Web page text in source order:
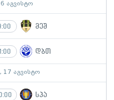
აგვისტო
მეშ
დბთ
17 აგვისტო
სპა